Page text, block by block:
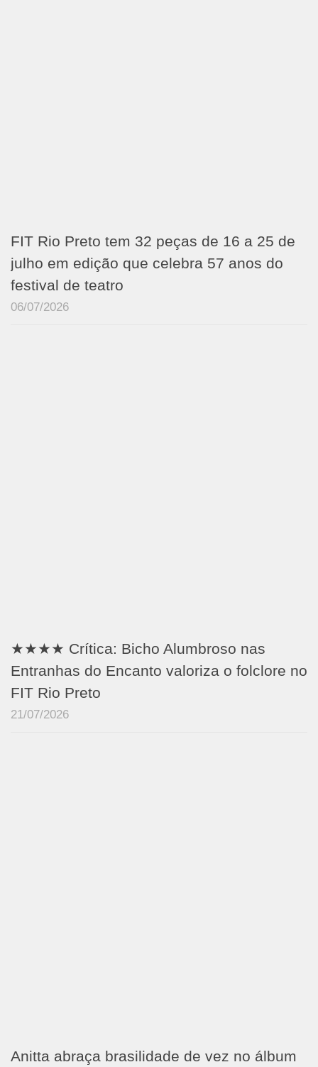
FIT Rio Preto tem 32 peças de 16 a 25 de
julho em edição que celebra 57 anos do
festival de teatro
06/07/2026
★★★★ Crítica: Bicho Alumbroso nas
Entranhas do Encanto valoriza o folclore no
FIT Rio Preto
21/07/2026
Anitta abraça brasilidade de vez no álbum